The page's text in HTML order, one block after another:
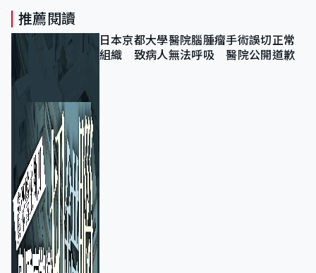
推薦閱讀
日本京都大學醫院腦腫瘤手術誤切正常
組織 致病人無法呼吸 醫院公開道歉